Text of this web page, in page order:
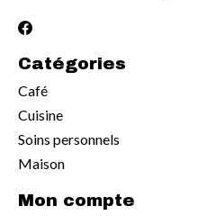
Catégories
Café
Cuisine
Soins personnels
Maison
Mon compte